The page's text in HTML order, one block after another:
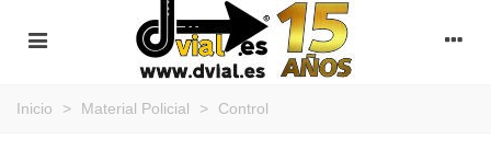
Inicio > Material Policial > Control